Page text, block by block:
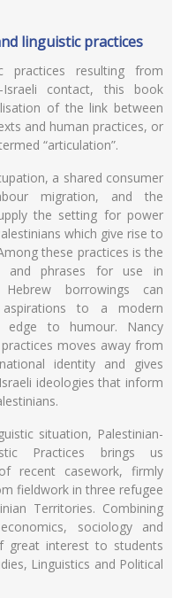
linguistic practices
practices resulting from
Israeli contact, this book
of the link between
and human practices, or
“articulation”.
a shared consumer
migration, and the
the setting for power
which give rise to
these practices is the
and phrases for use in
Hebrew borrowings can
aspirations to a modern
to humour. Nancy
moves away from
identity and gives
ideologies that inform
situation, Palestinian-
Practices brings us
recent casework, firmly
fieldwork in three refugee
Territories. Combining
sociology and
great interest to students
Linguistics and Political